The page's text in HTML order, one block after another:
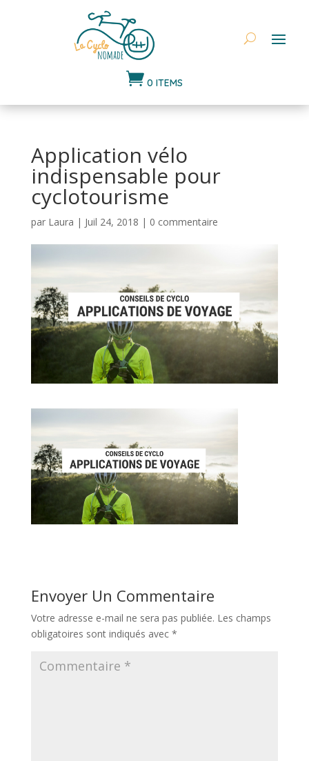
 0 ITEMS
Application vélo
indispensable pour
cyclotourisme
par Laura | Juil 24, 2018 | 0 commentaire
Envoyer Un Commentaire
Votre adresse e-mail ne sera pas publiée. Les champs
obligatoires sont indiqués avec *